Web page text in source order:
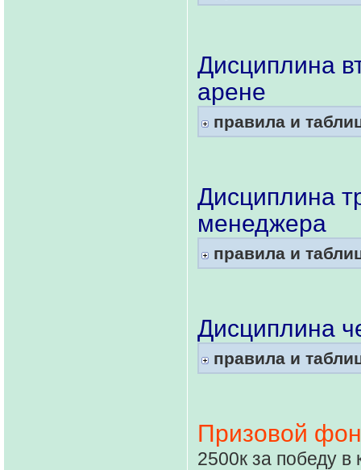
Дисциплина
арене
правила и
Дисциплина
менеджера
правила и
Дисциплина
правила и
Призовой
2500к за победу